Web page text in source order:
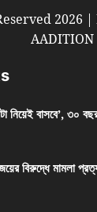
2026 |
AADITION
নিয়েই বাসবে’, ৩০
বিরুদ্ধে মামলা